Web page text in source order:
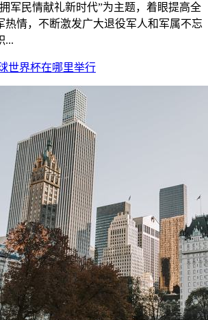
军民情献礼新时代”为主题，着眼提高全
热情，不断激发广大退役军人和军属不忘
...
世界杯在哪里举行